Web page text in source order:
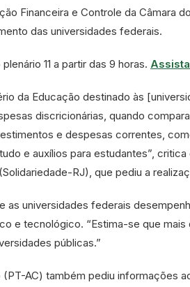
Financeira e Controle da Câmara
das universidades federais.
11 a partir das 9 horas.
da Educação destinado às
discricionárias, quando
e despesas correntes,
e auxílios para estudantes”,
RJ), que pediu a
as universidades federais
e tecnológico. “Estima-se que
públicas.”
AC) também pediu informações